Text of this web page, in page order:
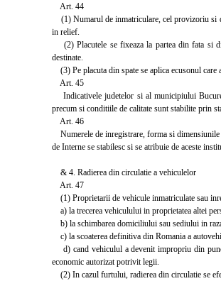
Art. 44
(1) Numarul de inmatriculare, cel provizoriu si
in relief.
(2) Placutele se fixeaza la partea din fata si
destinate.
(3) Pe placuta din spate se aplica ecusonul care
Art. 45
Indicativele judetelor si al municipiului
precum si conditiile de calitate sunt stabilite prin
Art. 46
Numerele de inregistrare, forma si
de Interne se stabilesc si se atribuie de aceste
& 4. Radierea din circulatie a vehiculelor
Art. 47
(1) Proprietarii de vehicule inmatriculate sau
a) la trecerea vehiculului in proprietatea altei
b) la schimbarea domiciliului sau sediului in
c) la scoaterea definitiva din Romania a
d) cand vehiculul a devenit impropriu din
economic autorizat potrivit legii.
(2) In cazul furtului, radierea din circulatie se